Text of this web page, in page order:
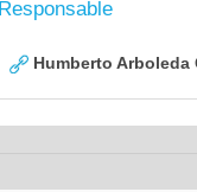
Responsable
Humberto Arboleda